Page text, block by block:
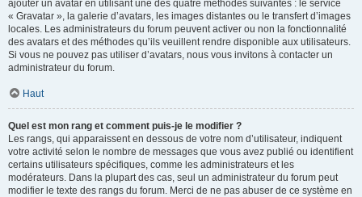
ajouter un avatar en utilisant une des quatre méthodes suivantes : le service
« Gravatar », la galerie d’avatars, les images distantes ou le transfert d’images
locales. Les administrateurs du forum peuvent activer ou non la fonctionnalité
des avatars et des méthodes qu’ils veuillent rendre disponible aux utilisateurs.
Si vous ne pouvez pas utiliser d’avatars, nous vous invitons à contacter un
administrateur du forum.
Haut
Quel est mon rang et comment puis-je le modifier ?
Les rangs, qui apparaissent en dessous de votre nom d’utilisateur, indiquent
votre activité selon le nombre de messages que vous avez publié ou identifient
certains utilisateurs spécifiques, comme les administrateurs et les
modérateurs. Dans la plupart des cas, seul un administrateur du forum peut
modifier le texte des rangs du forum. Merci de ne pas abuser de ce système en